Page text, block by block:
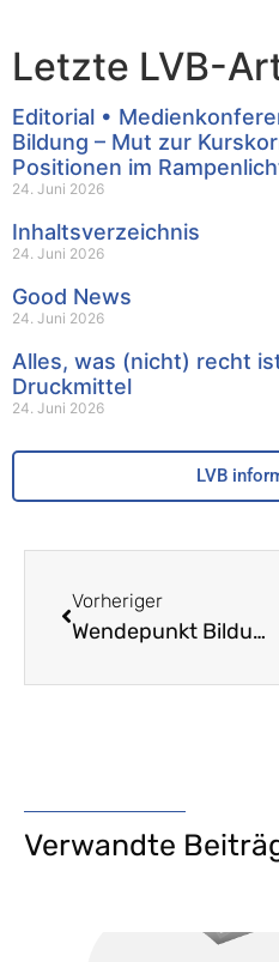
Letzte LVB-
Editorial •
Bildung – Mut zur
Positionen im
24. Juni 2026
Inhaltsverzeichnis
24. Juni 2026
Good News
24. Juni 2026
Alles, was (nicht) recht
Druckmittel
24. Juni 2026
LVB
Vorheriger
Wendepunkt Bildung – Mut zur Kurskorrektur! • Politische Forderungen unter Mitwirkung des LVB
Verwandte